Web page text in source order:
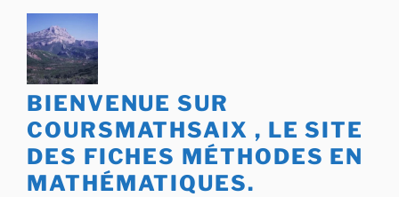
Aller
contenu
principal
BIENVENUE SUR
COURSMATHSAIX , LE SITE
DES FICHES MÉTHODES EN
MATHÉMATIQUES.